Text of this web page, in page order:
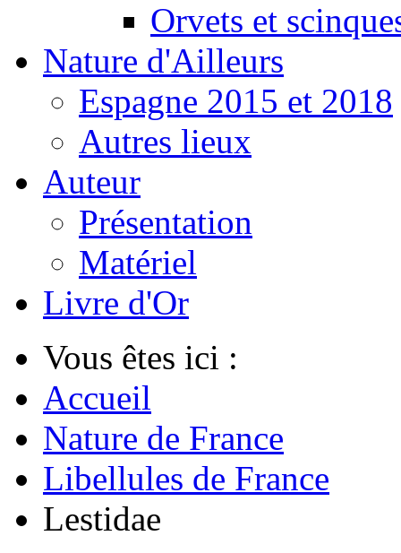
Orvets et
Nature d'Ailleurs
Espagne 2015 et 2018
Autres lieux
Auteur
Présentation
Matériel
Livre d'Or
Vous êtes ici :
Accueil
Nature de France
Libellules de France
Lestidae